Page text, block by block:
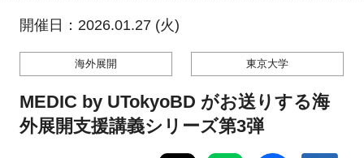
特別会員専用メニュー
施設ご予約
開催日：2026.01.27 (火)
海外展開 東京大学
MEDIC by UTokyoBD がお送りする海
外展開支援講義シリーズ第3弾